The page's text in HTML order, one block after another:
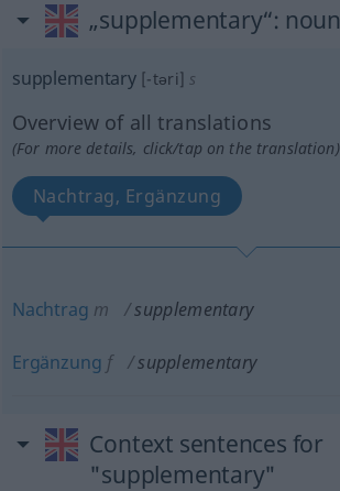
„supplementary“: noun
supplementary [-təri] s
Overview of all translations
(For more details, click/tap on the translation)
Nachtrag, Ergänzung
Nachtrag m supplementary
Ergänzung f supplementary
Context sentences for
"supplementary"